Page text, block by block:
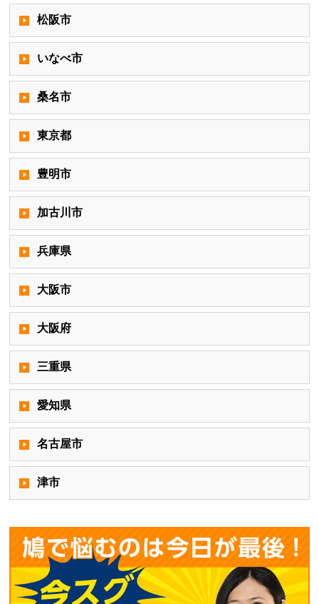
松阪市
いなべ市
桑名市
東京都
豊明市
加古川市
兵庫県
大阪市
大阪府
三重県
愛知県
名古屋市
津市